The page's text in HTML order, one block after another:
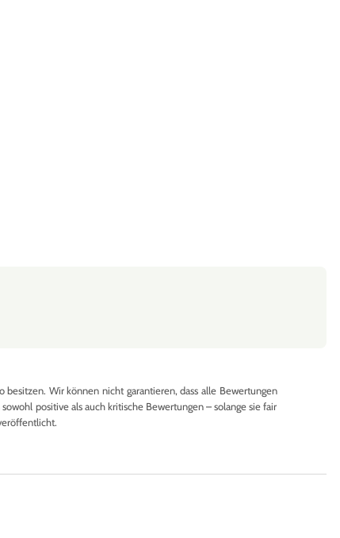
Wir können nicht garantieren, dass alle Bewertungen
positive als auch kritische Bewertungen – solange sie fair